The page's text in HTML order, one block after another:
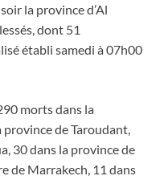
la province d’Al
dont 51
établi samedi à 07h00
morts dans la
province de Taroudant,
30 dans la province de
de Marrakech, 11 dans